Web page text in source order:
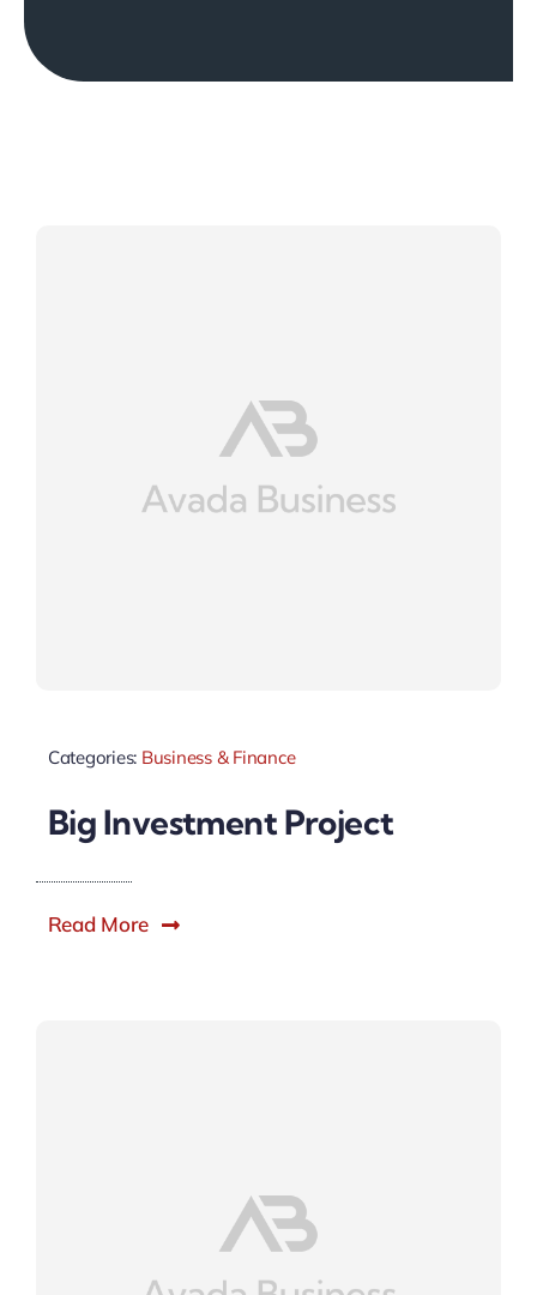
Categories: Business & Finance
Big Investment Project
Read More